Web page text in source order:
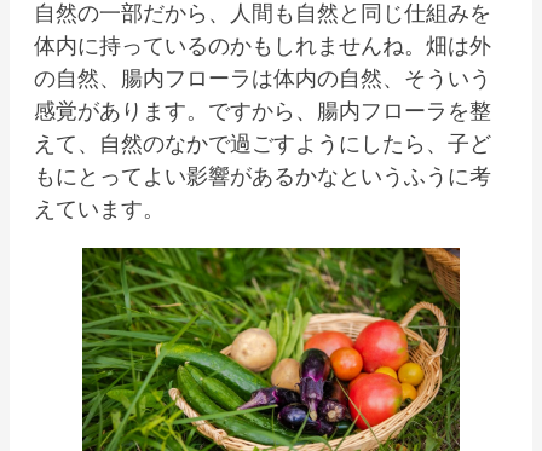
自然の一部だから、人間も自然と同じ仕組みを
体内に持っているのかもしれませんね。畑は外
の自然、腸内フローラは体内の自然、そういう
感覚があります。ですから、腸内フローラを整
えて、自然のなかで過ごすようにしたら、子ど
もにとってよい影響があるかなというふうに考
えています。